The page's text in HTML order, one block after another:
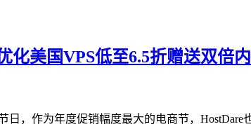
化美国VPS低至6.5折赠送双倍
日，作为年度促销幅度最大的电商节，